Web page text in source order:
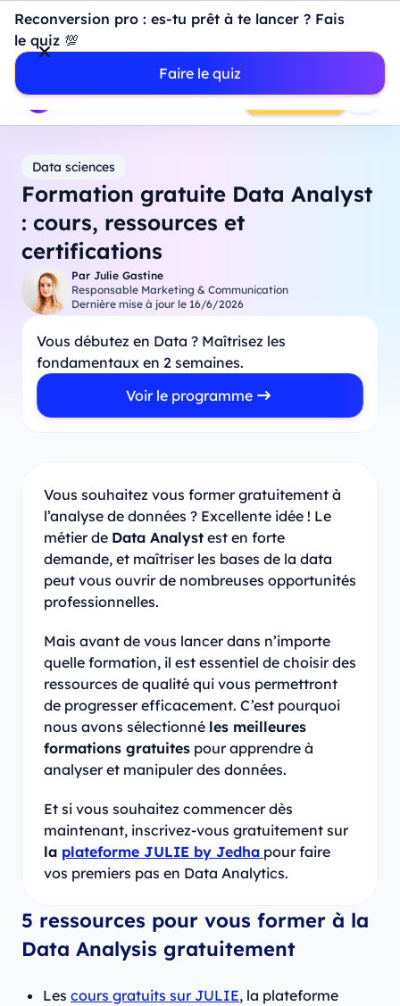
Reconversion pro : es-tu prêt à te lancer ? Fais
le quiz 💯
Faire le quiz
Introduction à Power BI : construisez votre premier
dashboard de A à Z
- Mardi 11 Août
18h00
Professionnels
Étudiants Parents Entreprises
Prendre RDV
Data sciences
Formation gratuite Data Analyst
: cours, ressources et
certifications
Par Julie Gastine
Responsable Marketing & Communication
Dernière mise à jour le 16/6/2026
Vous débutez en Data ? Maîtrisez les
fondamentaux en 2 semaines.
Voir le programme
Vous souhaitez vous former gratuitement à
l’analyse de données ? Excellente idée ! Le
métier de Data Analyst est en forte
demande, et maîtriser les bases de la data
peut vous ouvrir de nombreuses opportunités
professionnelles.
Mais avant de vous lancer dans n’importe
quelle formation, il est essentiel de choisir des
ressources de qualité qui vous permettront
de progresser efficacement. C’est pourquoi
nous avons sélectionné les meilleures
formations gratuites pour apprendre à
analyser et manipuler des données.
Et si vous souhaitez commencer dès
maintenant, inscrivez-vous gratuitement sur
la plateforme JULIE by Jedha pour faire
vos premiers pas en Data Analytics.
5 ressources pour vous former à la
Data Analysis gratuitement
Les cours gratuits sur JULIE, la plateforme